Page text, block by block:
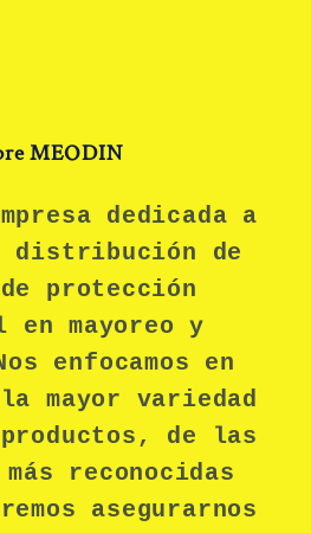
MEODIN
dedicada a
distribución de
protección
en mayoreo y
enfocamos en
mayor variedad
de las
reconocidas
asegurarnos